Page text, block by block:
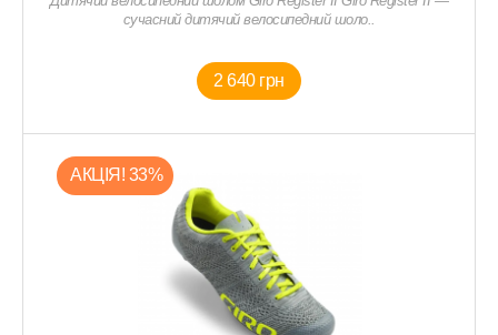
сучасний дитячий велосипедний шоло..
2 640 грн
АКЦIЯ! 33%